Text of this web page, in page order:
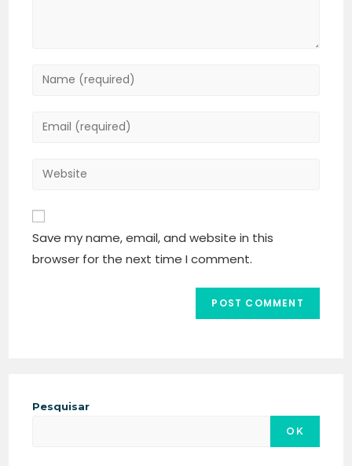
Save my name, email, and website in this
browser for the next time I comment.
Pesquisar
OK